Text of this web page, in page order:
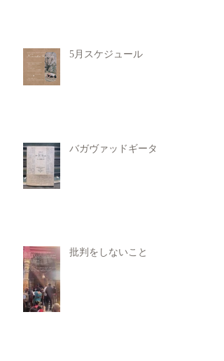
5月スケジュール
バガヴァッドギータ
批判をしないこと